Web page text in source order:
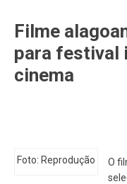
Filme
para festival
cinema
Foto: Reprodução
O